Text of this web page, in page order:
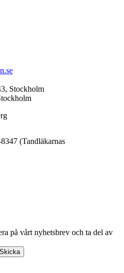
Stockholm
(Tandläkarnas
på vårt nyhetsbrev och ta del av